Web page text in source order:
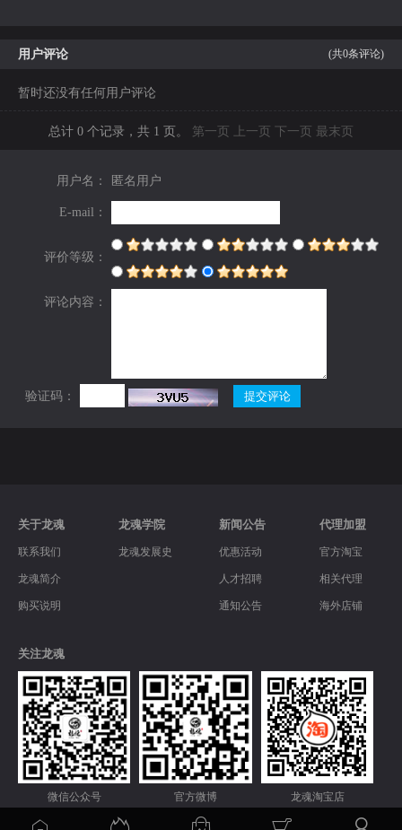
用户评论 (共0条评论)
暂时还没有任何用户评论
总计 0 个记录，共 1 页。 第一页 上一页 下一页 最末页
用户名： 匿名用户
E-mail：
评价等级：
评论内容：
验证码：
关于龙魂
联系我们
龙魂简介
购买说明
龙魂学院
龙魂发展史
新闻公告
优惠活动
人才招聘
通知公告
代理加盟
官方淘宝
相关代理
海外店铺
关注龙魂
微信公众号 官方微博 龙魂淘宝店